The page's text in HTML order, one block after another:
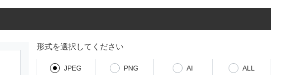
形式を選択してください
JPEG PNG AI ALL